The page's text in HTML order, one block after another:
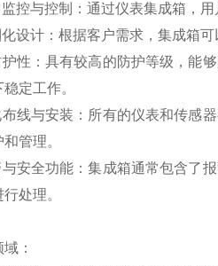
控与控制：通过仪表集成箱，
设计：根据客户需求，集成箱
性：具有较高的防护等级，能
定工作。
布线与安装：所有的仪表和传感
管理。
安全功能：集成箱通常包含了
行处理。
：